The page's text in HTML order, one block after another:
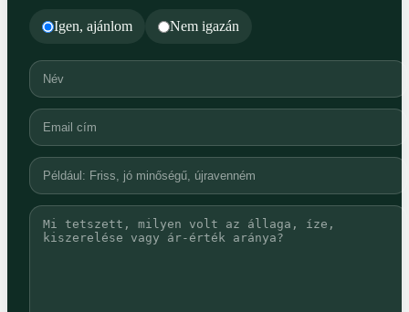
Igen, ajánlom Nem igazán